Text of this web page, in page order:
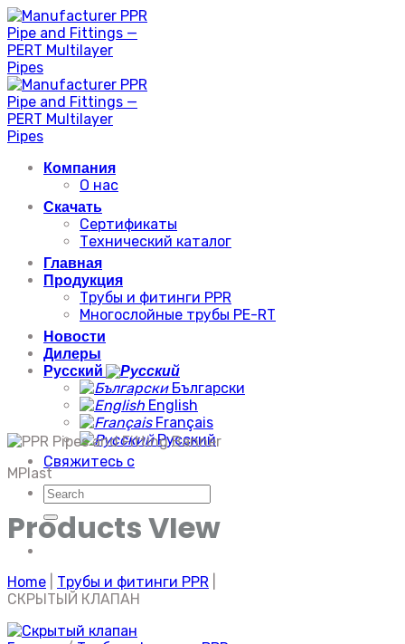
Skip
to
content
Компания
О нас
Скачать
Сертификаты
Технический каталог
Главная
Продукция
Трубы и фитинги PPR
Многослойные трубы PE-RT
Новости
Дилеры
Русский
Български
English
Français
Русский
Свяжитесь с
Искать:
MPlast
Products VIew
Home Трубы и фитинги PPR
СКРЫТЫЙ КЛАПАН